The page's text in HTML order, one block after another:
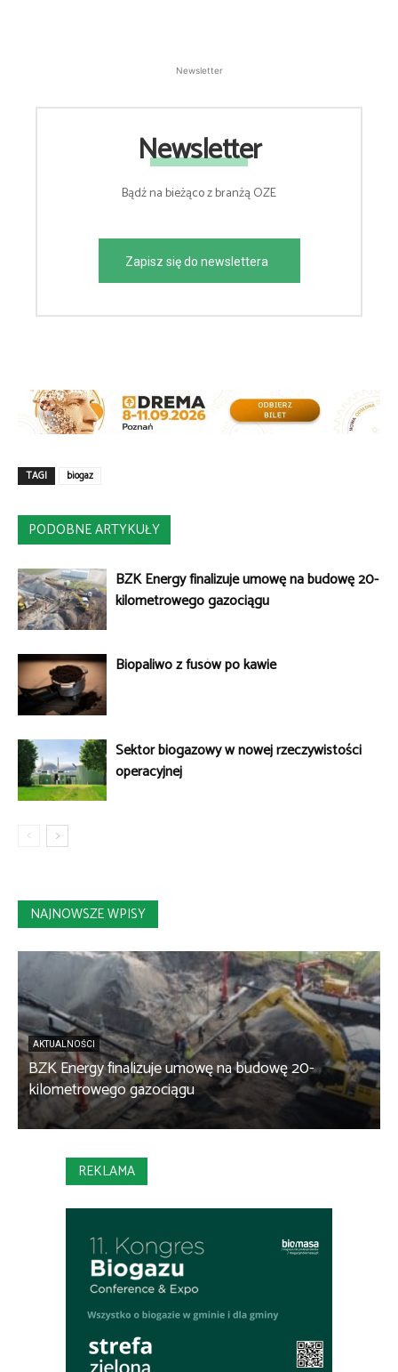
Newsletter
Newsletter
Bądź na bieżąco z branżą OZE
Zapisz się do newslettera
TAGI biogaz
PODOBNE ARTYKUŁY
BZK Energy finalizuje umowę na budowę 20-
kilometrowego gazociągu
Biopaliwo z fusów po kawie
Sektor biogazowy w nowej rzeczywistości
operacyjnej
NAJNOWSZE WPISY
AKTUALNOŚCI
BZK Energy finalizuje umowę na budowę 20-
kilometrowego gazociągu
REKLAMA